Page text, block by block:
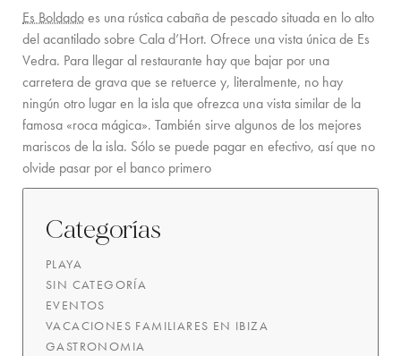
Es Boldadoes una rústica cabaña de pescado situada en lo alto
del acantilado sobre Cala d’Hort. Ofrece una vista única de Es
Vedra. Para llegar al restaurante hay que bajar por una
carretera de grava que se retuerce y, literalmente, no hay
ningún otro lugar en la isla que ofrezca una vista similar de la
famosa «roca mágica». También sirve algunos de los mejores
mariscos de la isla. Sólo se puede pagar en efectivo, así que no
olvide pasar por el banco primero
Categorías
PLAYA
SIN CATEGORÍA
EVENTOS
VACACIONES FAMILIARES EN IBIZA
GASTRONOMIA